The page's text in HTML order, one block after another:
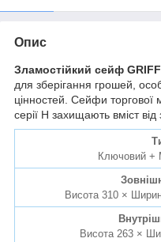
Опис
Зламостійкий сейф
для зберігання грошей,
цінностей. Сейфи торгової
серії H захищають вміст від
Ключовий +
Висота 310 ×
Висота 263 ×